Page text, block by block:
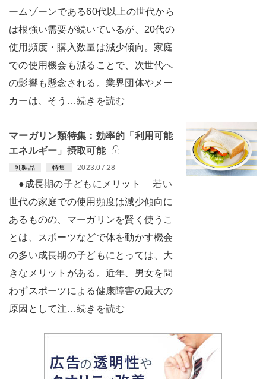
ームゾーンである60代以上の世代から
は根強い需要が続いているが、20代の
使用頻度・購入数量は減少傾向。家庭
での使用機会も減ることで、次世代へ
の影響も懸念される。業界団体やメー
カーは、そう…続きを読む
マーガリン類特集：効率的「利用可能
エネルギー」摂取可能
乳製品 特集 2023.07.28
●成長期の子どもにメリット 若い
世代の家庭での使用頻度は減少傾向に
あるものの、マーガリンを賢く使うこ
とは、スポーツなどで体を動かす機会
の多い成長期の子どもにとっては、大
きなメリットがある。近年、男女を問
わずスポーツによる健康障害の最大の
原因として注…続きを読む